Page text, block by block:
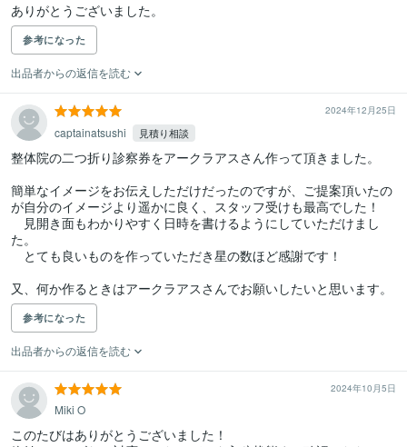
ありがとうございました。
参考になった
出品者からの返信を読む
2024年12月25日
captainatsushi 見積り相談
整体院の二つ折り診察券をアークラアスさん作って頂きました。
簡単なイメージをお伝えしただけだったのですが、ご提案頂いたの
が自分のイメージより遥かに良く、スタッフ受けも最高でした！
見開き面もわかりやすく日時を書けるようにしていただけまし
た。
とても良いものを作っていただき星の数ほど感謝です！
又、何か作るときはアークラアスさんでお願いしたいと思います。
参考になった
出品者からの返信を読む
2024年10月5日
Miki O
このたびはありがとうございました！